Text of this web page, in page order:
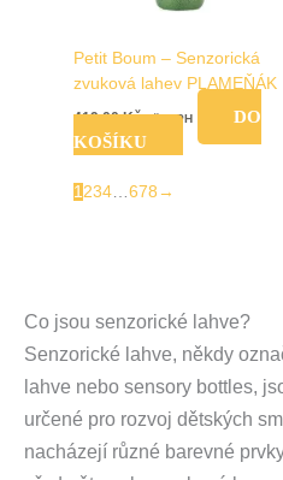
Petit Boum – Senzorická
zvuková lahev PLAMEŇÁK
419,00Kč vč. DPH
DO
KOŠÍKU
1234…678 →
Co jsou senzorické lahve?
Senzorické lahve, někdy
lahve nebo sensory bottles,
určené pro rozvoj dětských
nacházejí různé barevné